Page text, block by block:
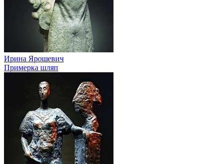
Ирина Ярошевич
Примерка шляп